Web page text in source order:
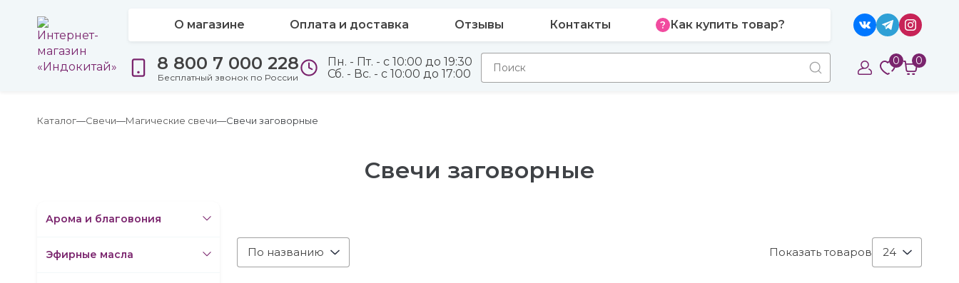
О магазине Оплата и доставка Отзывы Контакты Как купить товар?
8 800 7 000 228
Бесплатный звонок по России
Пн. - Пт. - с 10:00 до 19:30
Сб. - Вс. - с 10:00 до 17:00
0 0
Каталог Свечи Магические свечи Свечи заговорные
Свечи заговорные
Арома и благовония
Эфирные масла По названию Показать товаров 24